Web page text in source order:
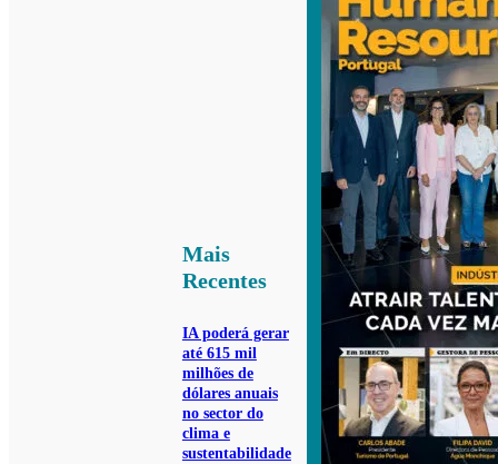
Mais
Recentes
IA poderá gerar
até 615 mil
milhões de
dólares anuais
no sector do
clima e
sustentabilidade